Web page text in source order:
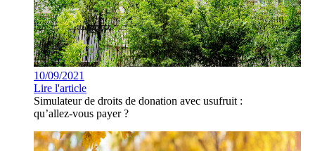
10/09/2021
Lire l'article
Simulateur de droits de donation avec usufruit :
qu’allez-vous payer ?